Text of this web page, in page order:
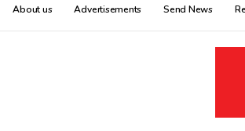
About us Advertisements Send News